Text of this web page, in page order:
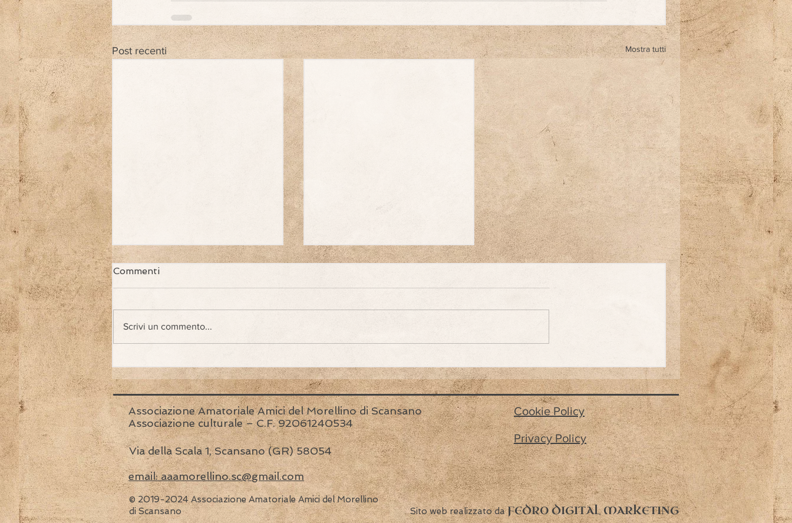
Post recenti Mostra tutti
Morellino dedica
all’associazione
Tuttialteatro di Grosseto
l’etichetta solidalein
edizione limitata di
Roggiano, uno dei vini di
punta dalla Cantina
connubio vincente che si
conferma grazie ad
InGravel : turismo del vino
piùciclismo, ovvero la
formula magica
dell’enocicloturismo.
Commenti
Scrivi un commento...
Associazione Amatoriale Amici del Morellino di Scansano
Associazione culturale – C.F. 92061240534
Cookie Policy
Privacy Policy
Via della Scala 1, Scansano (GR) 58054
email: aaamorellino.sc@gmail.com
© 2019-2024 Associazione Amatoriale Amici del Morellino
di Scansano
Sito web realizzato daFEDRO DIGITAL MARKETING